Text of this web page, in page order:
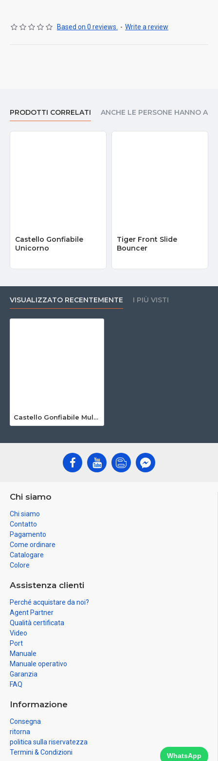
Based on 0 reviews. - Write a review
PRODOTTI CORRELATI ANCHE LE PERSONE HANNO
Castello Gonfiabile
Unicorno
Tiger Front Slide
Bouncer
VISUALIZZATO RECENTEMENTE I PIÙ VISTI
Castello Gonfiabile Multifunzionale
Chi siamo
Chi siamo
Contatto
Pagamento
Come ordinare
Catalogare
Colore
Assistenza clienti
Perché acquistare da noi?
Agent Partner
Qualità certificata
Video
Port
Manuale
Manuale operativo
Garanzia
FAQ
Informazione
Consegna
ritorna
politica sulla riservatezza
Termini & Condizioni
WhatsApp